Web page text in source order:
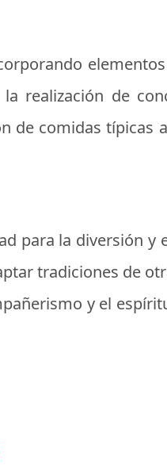
realización de
de comidas típicas
para la diversión y
tradiciones de
y el